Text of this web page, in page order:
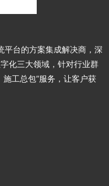
平台的方案集成解决商，深
化三大领域，针对行业群
工总包”服务，让客户获